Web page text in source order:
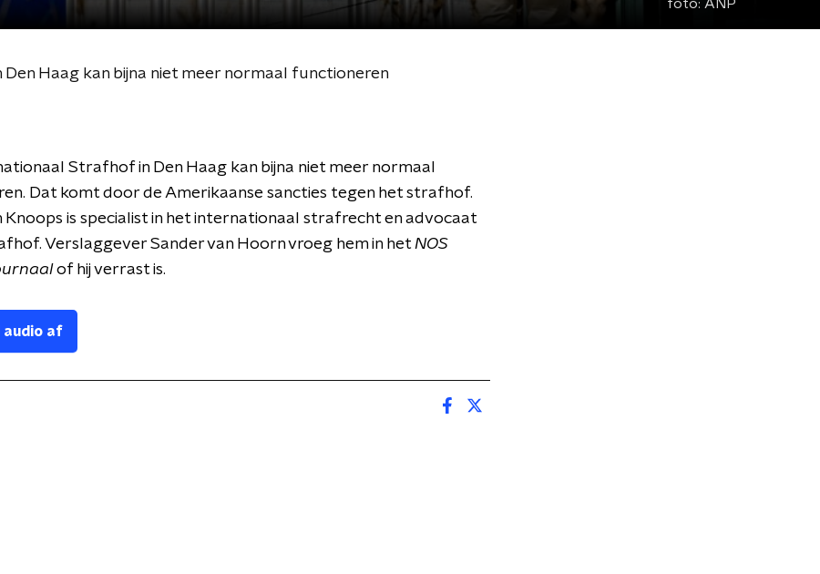
foto: ANP
Haag kan bijna niet meer normaal functioneren
Strafhof in Den Haag kan bijna niet meer normaal
Dat komt door de Amerikaanse sancties tegen het strafhof.
Knoops is specialist in het internationaal strafrecht en advocaat
Verslaggever Sander van Hoorn vroeg hem in het NOS
of hij verrast is.
audio af